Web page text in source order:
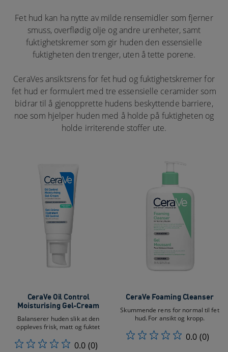
Fet hud kan ha nytte av milde rensemidler som fjerner
smuss, overflødig olje og andre urenheter, samt
fuktighetskremer som gir huden den essensielle
fuktigheten den trenger, uten å tette porene.
CeraVes ansiktsrens for fet hud og fuktighetskremer for
fet hud er formulert med tre essensielle ceramider som
bidrar til å gjenopprette hudens beskyttende barriere,
noe som hjelper huden med å holde på fuktigheten og
holde irriterende stoffer ute.
CeraVe Oil Control
Moisturising Gel-Cream
Balanserer huden slik at den
oppleves frisk, matt og fuktet
0.0 (0)
CeraVe Foaming Cleanser
Skummende rens for normal til fet
hud. For ansikt og kropp.​
0.0 (0)